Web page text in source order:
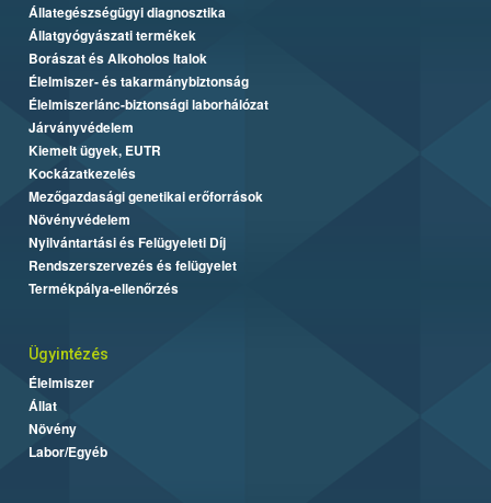
Állategészségügyi diagnosztika
Állatgyógyászati termékek
Borászat és Alkoholos Italok
Élelmiszer- és takarmánybiztonság
Élelmiszerlánc-biztonsági laborhálózat
Járványvédelem
Kiemelt ügyek, EUTR
Kockázatkezelés
Mezőgazdasági genetikai erőforrások
Növényvédelem
Nyilvántartási és Felügyeleti Díj
Rendszerszervezés és felügyelet
Termékpálya-ellenőrzés
Ügyintézés
Élelmiszer
Állat
Növény
Labor/Egyéb